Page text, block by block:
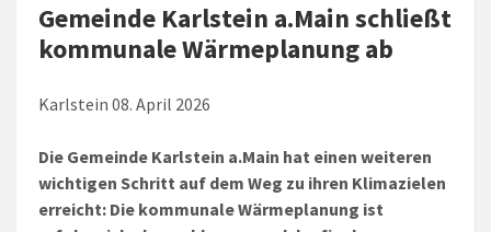
Gemeinde Karlstein a.Main schließt
kommunale Wärmeplanung ab
Karlstein 08. April 2026
Die Gemeinde Karlstein a.Main hat einen weiteren
wichtigen Schritt auf dem Weg zu ihren Klimazielen
erreicht: Die kommunale Wärmeplanung ist